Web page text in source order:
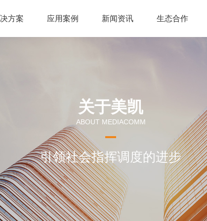
方案 应用案例 新闻资讯 生态合作
关于美凯
ABOUT MEDIACOMM
引领社会指挥调度的进步